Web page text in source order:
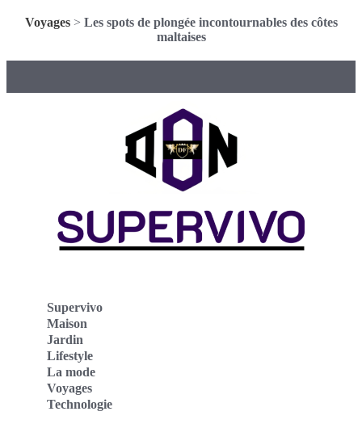
Voyages> Les spots de plongée incontournables des côtes
maltaises
Supervivo
Maison
Jardin
Lifestyle
La mode
Voyages
Technologie